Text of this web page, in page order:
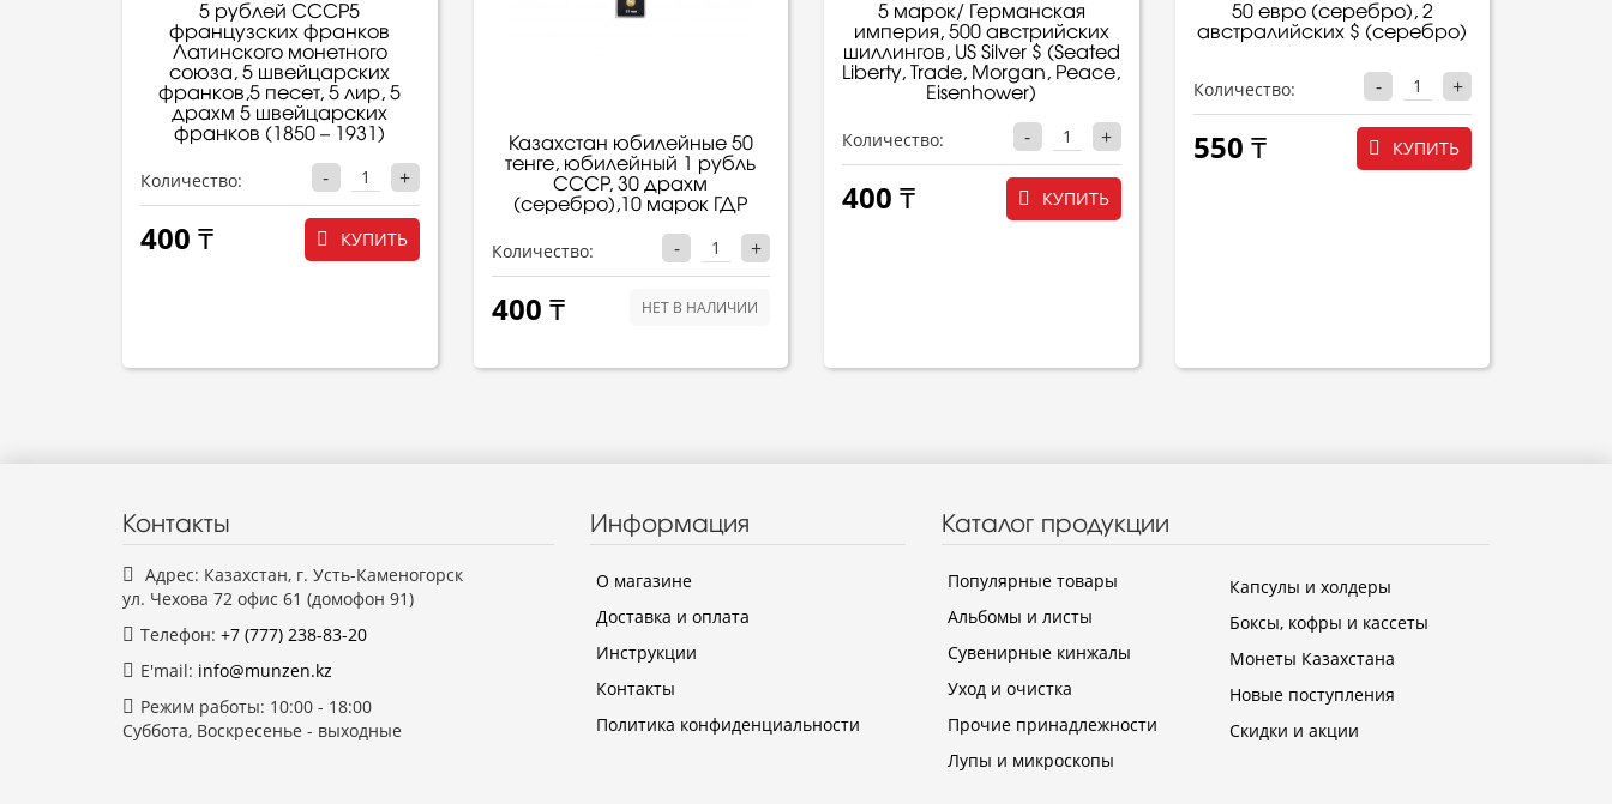
5 рублей СССР5
французских франков
Латинского монетного
союза, 5 швейцарских
франков,5 песет, 5 лир, 5
драхм 5 швейцарских
франков (1850 – 1931)
Количество: - +
400 ₸ КУПИТЬ
Казахстан юбилейные 50
тенге, юбилейный 1 рубль
СССР, 30 драхм
(серебро),10 марок ГДР
Количество: - +
400 ₸ НЕТ В НАЛИЧИИ
5 марок/ Германская
империя, 500 австрийских
шиллингов, US Silver $ (Seated
Liberty, Trade, Morgan, Peace,
Eisenhower)
Количество: - +
400 ₸ КУПИТЬ
50 евро (серебро), 2
австралийских $ (серебро)
Количество: - +
550 ₸ КУПИТЬ
Контакты
Адрес: Казахстан, г. Усть-Каменогорск
ул. Чехова 72 офис 61 (домофон 91)
Телефон: +7 (777) 238-83-20
E'mail: info@munzen.kz
Режим работы: 10:00 - 18:00
Суббота, Воскресенье - выходные
Информация
О магазине
Доставка и оплата
Инструкции
Контакты
Политика конфиденциальности
Каталог продукции
Популярные товары
Альбомы и листы
Сувенирные кинжалы
Уход и очистка
Прочие принадлежности
Лупы и микроскопы
Капсулы и холдеры
Боксы, кофры и кассеты
Монеты Казахстана
Новые поступления
Скидки и акции